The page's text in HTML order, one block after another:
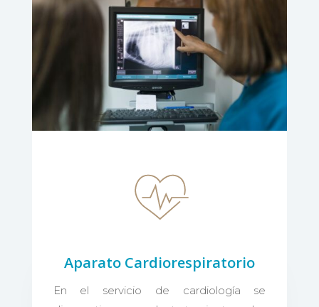
Aparato Cardiorespiratorio
En el servicio de cardiología se